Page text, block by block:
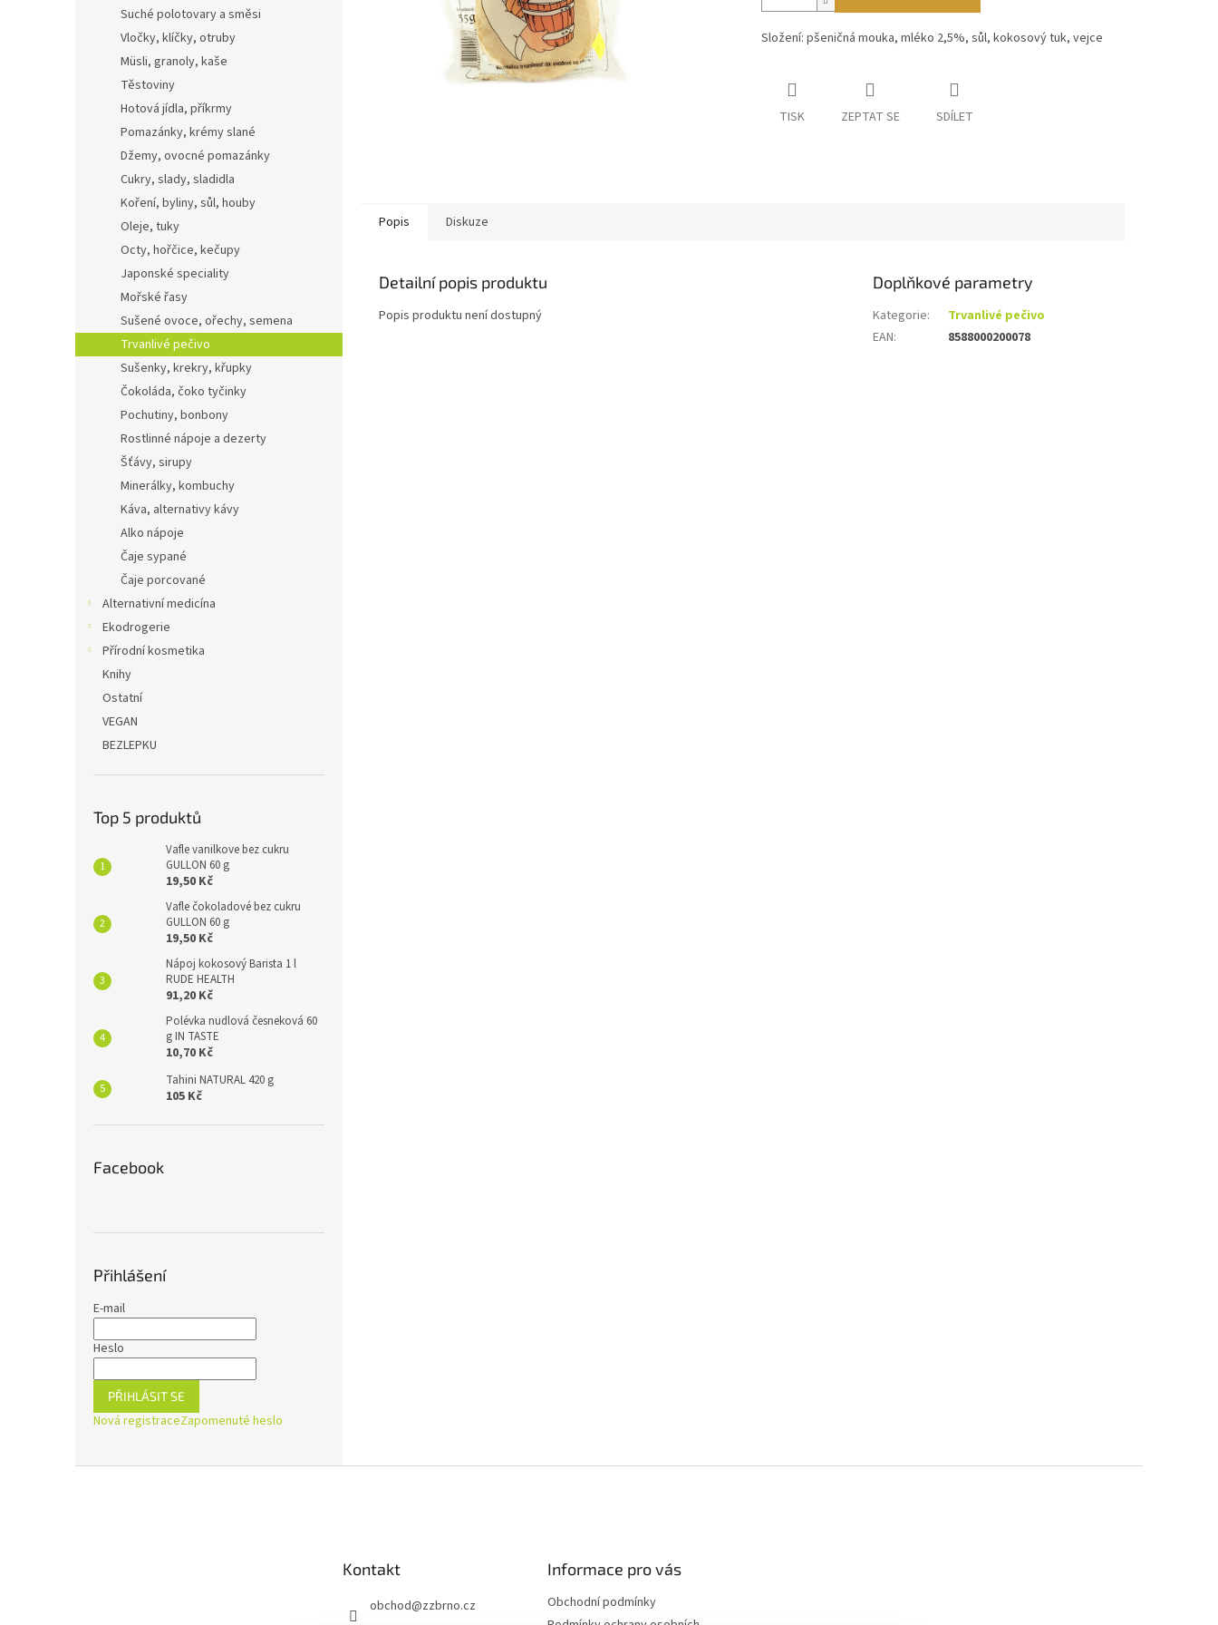
Suché polotovary a směsi
Vločky, klíčky, otruby
Müsli, granoly, kaše
Těstoviny
Hotová jídla, příkrmy
Pomazánky, krémy slané
Džemy, ovocné pomazánky
Cukry, slady, sladidla
Koření, byliny, sůl, houby
Oleje, tuky
Octy, hořčice, kečupy
Japonské speciality
Mořské řasy
Sušené ovoce, ořechy, semena
Trvanlivé pečivo
Sušenky, krekry, křupky
Čokoláda, čoko tyčinky
Pochutiny, bonbony
Rostlinné nápoje a dezerty
Šťávy, sirupy
Minerálky, kombuchy
Káva, alternativy kávy
Alko nápoje
Čaje sypané
Čaje porcované
Alternativní medicína
Ekodrogerie
Přírodní kosmetika
Knihy
Ostatní
VEGAN
BEZLEPKU
Top 5 produktů
Vafle vanilkove bez cukru
GULLON 60 g
19,50 Kč
Vafle čokoladové bez cukru
GULLON 60 g
19,50 Kč
Nápoj kokosový Barista 1 l
RUDE HEALTH
91,20 Kč
Polévka nudlová česneková 60
g IN TASTE
10,70 Kč
Tahini NATURAL 420 g
105 Kč
Facebook
Přihlášení
E-mail
Heslo
PŘIHLÁSIT SE
Nová registraceZapomenuté heslo
Složení: pšeničná mouka, mléko 2,5%, sůl, kokosový tuk, vejce
TISK ZEPTAT SE SDÍLET
Popis Diskuze
Detailní popis produktu
Popis produktu není dostupný
Doplňkové parametry
Kategorie:
Trvanlivé pečivo
EAN: 8588000200078
Kontakt
obchod@zzbrno.cz
Informace pro vás
Obchodní podmínky